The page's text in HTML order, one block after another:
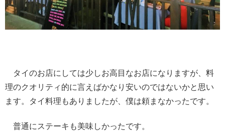
タイのお店にしては少しお高目なお店になりますが、料
理のクオリティ的に言えばかなり安いのではないかと思い
ます。タイ料理もありましたが、僕は頼まなかったです。
普通にステーキも美味しかったです。